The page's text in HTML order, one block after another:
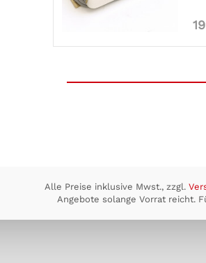
Alle Preise inklusive Mwst., zzgl.
Angebote solange Vorrat reicht.